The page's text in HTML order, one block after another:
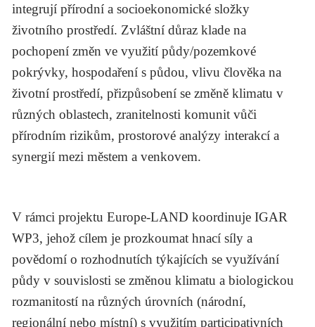
integrují přírodní a socioekonomické složky
životního prostředí. Zvláštní důraz klade na
pochopení změn ve využití půdy/pozemkové
pokrývky, hospodaření s půdou, vlivu člověka na
životní prostředí, přizpůsobení se změně klimatu v
různých oblastech, zranitelnosti komunit vůči
přírodním rizikům, prostorové analýzy interakcí a
synergií mezi městem a venkovem.
V rámci projektu Europe-LAND koordinuje IGAR
WP3, jehož cílem je prozkoumat hnací síly a
povědomí o rozhodnutích týkajících se využívání
půdy v souvislosti se změnou klimatu a biologickou
rozmanitostí na různých úrovních (národní,
regionální nebo místní) s využitím participativních